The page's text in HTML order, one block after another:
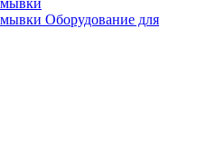
Оборудование для